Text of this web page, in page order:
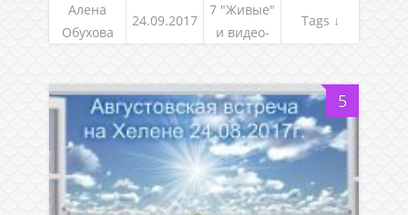
Алена
Обухова
24.09.2017
7 "Живые"
и видео-
Tags ↓
5